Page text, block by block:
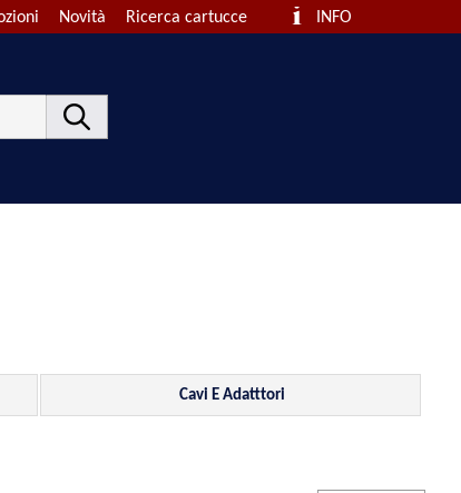
INFO
Ricerca cartucce
Novità
Cavi E Adatttori